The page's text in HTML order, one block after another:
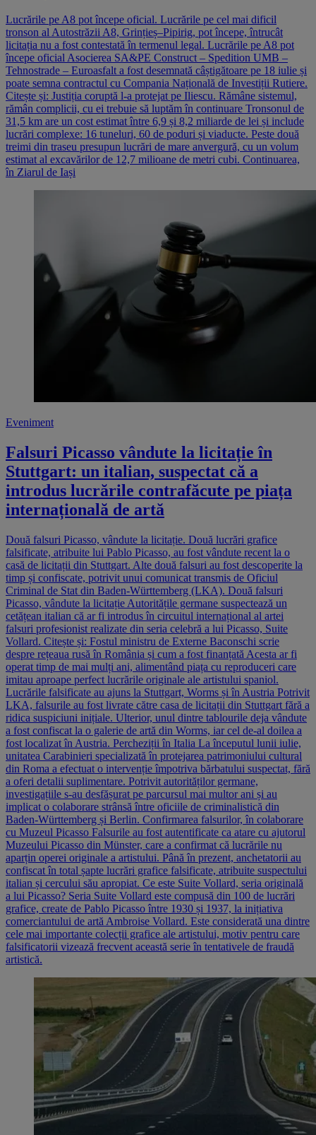
Lucrările pe A8 pot începe oficial. Lucrările pe cel mai dificil
tronson al Autostrăzii A8, Grințieș–Pipirig, pot începe, întrucât
licitația nu a fost contestată în termenul legal. Lucrările pe A8 pot
începe oficial Asocierea SA&PE Construct – Spedition UMB –
Tehnostrade – Euroasfalt a fost desemnată câștigătoare pe 18 iulie și
poate semna contractul cu Compania Națională de Investiții Rutiere.
Citește și: Justiția coruptă l-a protejat pe Iliescu. Rămâne sistemul,
rămân complicii, cu ei trebuie să luptăm în continuare Tronsonul de
31,5 km are un cost estimat între 6,9 și 8,2 miliarde de lei și include
lucrări complexe: 16 tuneluri, 60 de poduri și viaducte. Peste două
treimi din traseu presupun lucrări de mare anvergură, cu un volum
estimat al excavărilor de 12,7 milioane de metri cubi. Continuarea,
în Ziarul de Iași
Eveniment
Falsuri Picasso vândute la licitație în
Stuttgart: un italian, suspectat că a
introdus lucrările contrafăcute pe piața
internațională de artă
Două falsuri Picasso, vândute la licitație. Două lucrări grafice
falsificate, atribuite lui Pablo Picasso, au fost vândute recent la o
casă de licitații din Stuttgart. Alte două falsuri au fost descoperite la
timp și confiscate, potrivit unui comunicat transmis de Oficiul
Criminal de Stat din Baden-Württemberg (LKA). Două falsuri
Picasso, vândute la licitație Autoritățile germane suspectează un
cetățean italian că ar fi introdus în circuitul internațional al artei
falsuri profesionist realizate din seria celebră a lui Picasso, Suite
Vollard. Citește și: Fostul ministru de Externe Baconschi scrie
despre rețeaua rusă în România și cum a fost finanțată Acesta ar fi
operat timp de mai mulți ani, alimentând piața cu reproduceri care
imitau aproape perfect lucrările originale ale artistului spaniol.
Lucrările falsificate au ajuns la Stuttgart, Worms și în Austria Potrivit
LKA, falsurile au fost livrate către casa de licitații din Stuttgart fără a
ridica suspiciuni inițiale. Ulterior, unul dintre tablourile deja vândute
a fost confiscat la o galerie de artă din Worms, iar cel de-al doilea a
fost localizat în Austria. Percheziții în Italia La începutul lunii iulie,
unitatea Carabinieri specializată în protejarea patrimoniului cultural
din Roma a efectuat o intervenție împotriva bărbatului suspectat, fără
a oferi detalii suplimentare. Potrivit autorităților germane,
investigațiile s-au desfășurat pe parcursul mai multor ani și au
implicat o colaborare strânsă între oficiile de criminalistică din
Baden-Württemberg și Berlin. Confirmarea falsurilor, în colaborare
cu Muzeul Picasso Falsurile au fost autentificate ca atare cu ajutorul
Muzeului Picasso din Münster, care a confirmat că lucrările nu
aparțin operei originale a artistului. Până în prezent, anchetatorii au
confiscat în total șapte lucrări grafice falsificate, atribuite suspectului
italian și cercului său apropiat. Ce este Suite Vollard, seria originală
a lui Picasso? Seria Suite Vollard este compusă din 100 de lucrări
grafice, create de Pablo Picasso între 1930 și 1937, la inițiativa
comerciantului de artă Ambroise Vollard. Este considerată una dintre
cele mai importante colecții grafice ale artistului, motiv pentru care
falsificatorii vizează frecvent această serie în tentativele de fraudă
artistică.